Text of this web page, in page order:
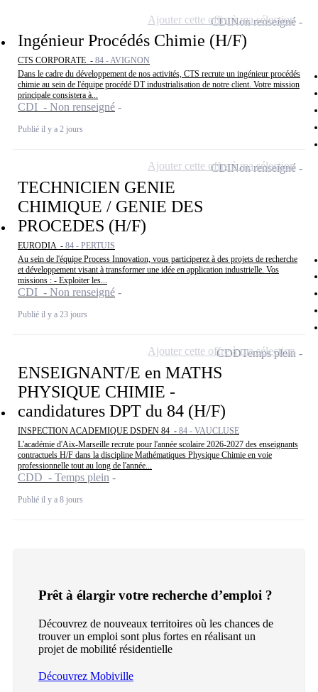
Ingénieur Procédés Chimie (H/F)
CTS CORPORATE - 84 - AVIGNON
Dans le cadre du développement de nos activités, CTS recrute un ingénieur procédés
chimie au sein de l'équipe procédé DT industrialisation de notre client. Votre mission
principale consistera à...
CDI - Non renseigné
Publié il y a 2 jours
CDINon renseigné
Ajouter cette offre à ma sélection
TECHNICIEN GENIE
CHIMIQUE / GENIE DES
PROCEDES (H/F)
EURODIA - 84 - PERTUIS
Au sein de l'équipe Process Innovation, vous participerez à des projets de recherche
et développement visant à transformer une idée en application industrielle. Vos
missions : - Exploiter les...
CDI - Non renseigné
Publié il y a 23 jours
CDINon renseigné
Ajouter cette offre à ma sélection
ENSEIGNANT/E en MATHS
PHYSIQUE CHIMIE -
candidatures DPT du 84 (H/F)
INSPECTION ACADEMIQUE DSDEN 84 - 84 - VAUCLUSE
L'académie d'Aix-Marseille recrute pour l'année scolaire 2026-2027 des enseignants
contractuels H/F dans la discipline Mathématiques Physique Chimie en voie
professionnelle tout au long de l'année...
CDD - Temps plein
Publié il y a 8 jours
CDDTemps plein
Ajouter cette offre à ma sélection
Prêt à élargir votre recherche d’emploi ?
Découvrez de nouveaux territoires où les chances de
trouver un emploi sont plus fortes en réalisant un
projet de mobilité résidentielle
Découvrez Mobiville